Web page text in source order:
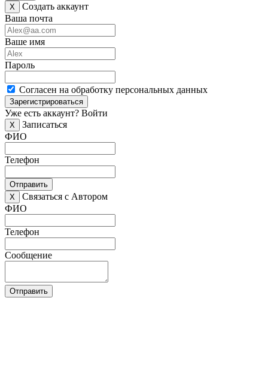
X
Создать аккаунт
Ваша почта
Ваше имя
Пароль
Согласен на обработку персональных данных
Зарегистрироваться
Уже есть аккаунт? Войти
X
Записаться
ФИО
Телефон
Отправить
X
Связаться с Автором
ФИО
Телефон
Сообщение
Отправить